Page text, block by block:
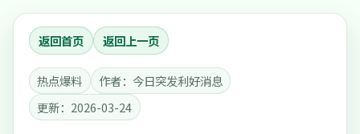
返回首页 返回上一页
热点爆料
作者：今日突发利好消息
更新：2026-03-24